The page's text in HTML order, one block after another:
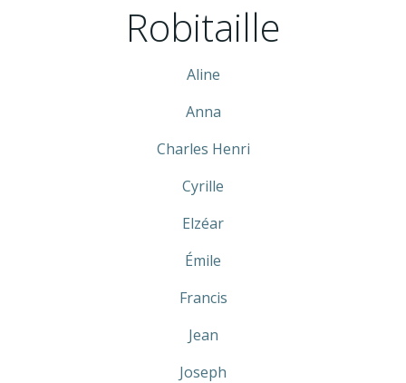
Robitaille
Aline
Anna
Charles Henri
Cyrille
Elzéar
Émile
Francis
Jean
Joseph